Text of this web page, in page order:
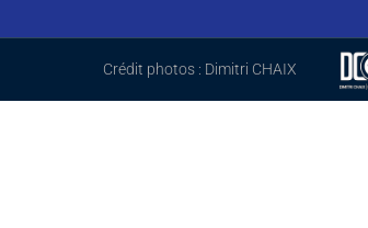
Crédit photos : Dimitri CHAIX